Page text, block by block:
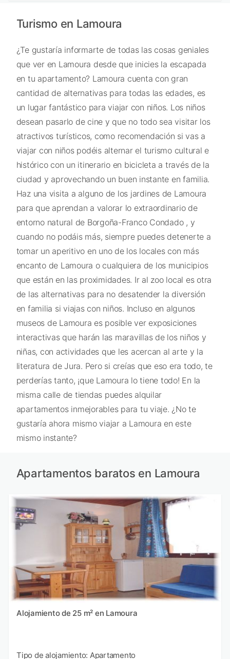
Turismo en Lamoura
¿Te gustaría informarte de todas las cosas geniales
que ver en Lamoura desde que inicies la escapada
en tu apartamento? Lamoura cuenta con gran
cantidad de alternativas para todas las edades, es
un lugar fantástico para viajar con niños. Los niños
desean pasarlo de cine y que no todo sea visitar los
atractivos turísticos, como recomendación si vas a
viajar con niños podéis alternar el turismo cultural e
histórico con un itinerario en bicicleta a través de la
ciudad y aprovechando un buen instante en familia.
Haz una visita a alguno de los jardines de Lamoura
para que aprendan a valorar lo extraordinario de
entorno natural de Borgoña-Franco Condado , y
cuando no podáis más, siempre puedes detenerte a
tomar un aperitivo en uno de los locales con más
encanto de Lamoura o cualquiera de los municipios
que están en las proximidades. Ir al zoo local es otra
de las alternativas para no desatender la diversión
en familia si viajas con niños. Incluso en algunos
museos de Lamoura es posible ver exposiciones
interactivas que harán las maravillas de los niños y
niñas, con actividades que les acercan al arte y la
literatura de Jura. Pero si creías que eso era todo, te
perderías tanto, ¡que Lamoura lo tiene todo! En la
misma calle de tiendas puedes alquilar
apartamentos inmejorables para tu viaje. ¿No te
gustaría ahora mismo viajar a Lamoura en este
mismo instante?
Apartamentos baratos en Lamoura
Alojamiento de 25 m² en Lamoura
Tipo de alojamiento: Apartamento